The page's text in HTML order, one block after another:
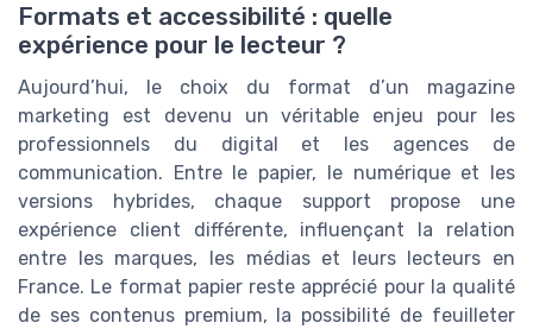
Formats et accessibilité : quelle
expérience pour le lecteur ?
Aujourd’hui, le choix du format d’un magazine
marketing est devenu un véritable enjeu pour les
professionnels du digital et les agences de
communication. Entre le papier, le numérique et les
versions hybrides, chaque support propose une
expérience client différente, influençant la relation
entre les marques, les médias et leurs lecteurs en
France. Le format papier reste apprécié pour la qualité
de ses contenus premium, la possibilité de feuilleter